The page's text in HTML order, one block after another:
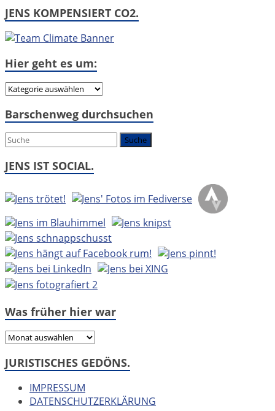
JENS KOMPENSIERT CO2.
Hier geht es um:
Hier
es
Barschenweg durchsuchen
JENS IST SOCIAL.
Was früher hier war
Was
hier
JURISTISCHES GEDÖNS.
IMPRESSUM
DATENSCHUTZERKLÄRUNG